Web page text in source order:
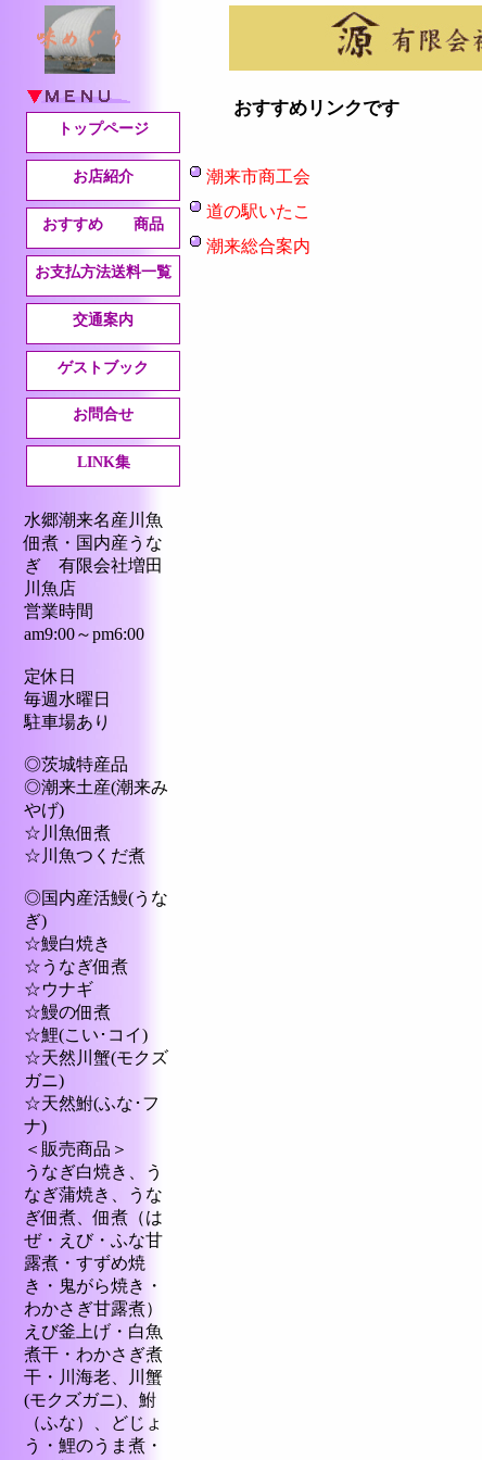
トップページ
お店紹介
おすすめ 商品
お支払方法送料一覧
交通案内
ゲストブック
お問合せ
LINK集
水郷潮来名産川魚
佃煮・国内産うな
ぎ 有限会社増田
川魚店
営業時間
am9:00～pm6:00
定休日
毎週水曜日
駐車場あり
◎茨城特産品
◎潮来土産(潮来み
やげ)
☆川魚佃煮
☆川魚つくだ煮
◎国内産活鰻(うな
ぎ)
☆鰻白焼き
☆うなぎ佃煮
☆ウナギ
☆鰻の佃煮
☆鯉(こい･コイ)
☆天然川蟹(モクズ
ガニ)
☆天然鮒(ふな･フ
ナ)
＜販売商品＞
うなぎ白焼き、う
なぎ蒲焼き、うな
ぎ佃煮、佃煮（は
ぜ・えび・ふな甘
露煮・すずめ焼
き・鬼がら焼き・
わかさぎ甘露煮）
えび釜上げ・白魚
煮干・わかさぎ煮
干・川海老、川蟹
(モクズガニ)、鮒
（ふな）、どじょ
う・鯉のうま煮・
おすすめリンクです
潮来市商工会
道の駅いたこ
潮来総合案内